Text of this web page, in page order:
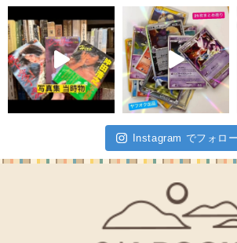
Instagram でフォロー